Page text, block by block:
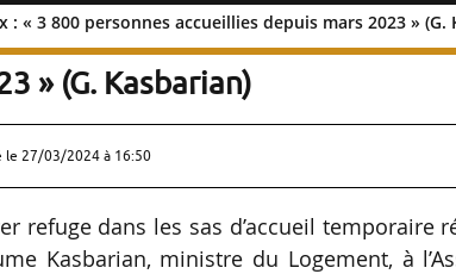
: « 3 800 personnes accueillies depuis mars 2023 » (G.
: « 3 800 personnes
» (G. Kasbarian)
le 27/03/2024 à 16:50
refuge dans les sas d’accueil temporaire
Kasbarian, ministre du Logement, à